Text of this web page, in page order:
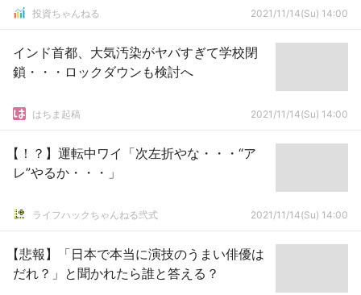
投資ちゃんねる 2021/11/14(Su) 14:00
インド首都、大気汚染がヤバすぎて学校閉
鎖・・・ロックダウンも検討へ
はちま起稿 2021/11/14(Su) 14:00
【！？】運転中ワイ「次左折やな・・・“ア
レ”やるか・・・」
ライフハックちゃんねる弐式 2021/11/14(Su) 14:00
【悲報】「日本で本当に演技のうまい俳優は
だれ？」と聞かれたら誰と答える？